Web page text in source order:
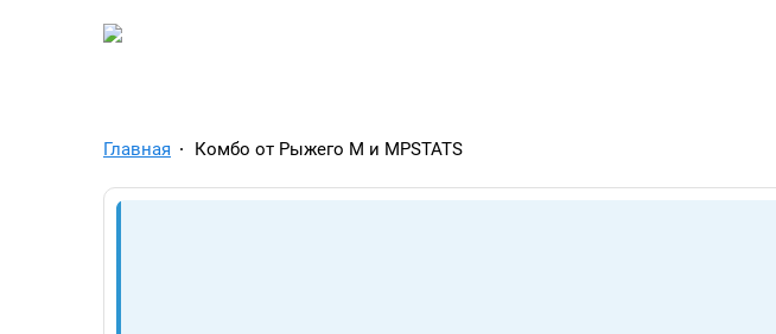
TelegramAds.com — Telegram Ads Spy
Главная Комбо от Рыжего М и MPSTATS